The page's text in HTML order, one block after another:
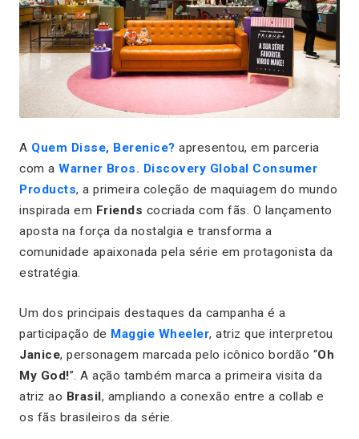
A Quem Disse, Berenice? apresentou, em parceria
com a Warner Bros. Discovery Global Consumer
Products, a primeira coleção de maquiagem do mundo
inspirada em Friends cocriada com fãs. O lançamento
aposta na força da nostalgia e transforma a
comunidade apaixonada pela série em protagonista da
estratégia.
Um dos principais destaques da campanha é a
participação de Maggie Wheeler, atriz que interpretou
Janice, personagem marcada pelo icônico bordão “Oh
My God!”. A ação também marca a primeira visita da
atriz ao Brasil, ampliando a conexão entre a collab e
os fãs brasileiros da série.